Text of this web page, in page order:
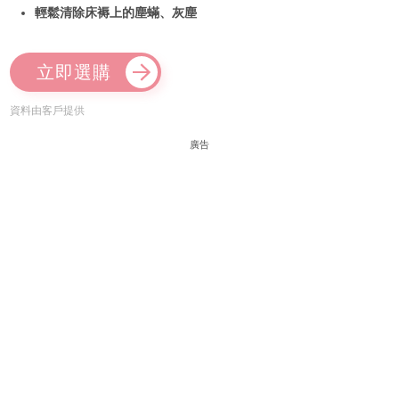
輕鬆清除床褥上的塵蟎、灰塵
立即選購
資料由客戶提供
廣告